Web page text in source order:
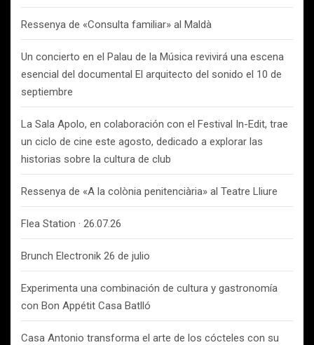
Ressenya de «Consulta familiar» al Maldà
Un concierto en el Palau de la Música revivirá una escena
esencial del documental El arquitecto del sonido el 10 de
septiembre
La Sala Apolo, en colaboración con el Festival In-Edit, trae
un ciclo de cine este agosto, dedicado a explorar las
historias sobre la cultura de club
Ressenya de «A la colònia penitenciària» al Teatre Lliure
Flea Station · 26.07.26
Brunch Electronik 26 de julio
Experimenta una combinación de cultura y gastronomía
con Bon Appétit Casa Batlló
Casa Antonio transforma el arte de los cócteles con su